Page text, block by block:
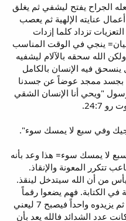
الجراح يفتح ليشفي ثم يغلق
عنايته الإلهية ثم يعصب
تزداد كلما إزدات
ينجي في الوقت المناسب
الله سحقه بالآلام ليشفيه
مثال ينسحق فيه الإنسان بالكامل
بجسد ممجد عوضاً عن جسدنا
"ويحي أنا الإنسان الشقي
24:7.
لا يمسك سوء= هذا وعد بأنه
تتكرر المعونة والإنقاذ.
من أن الله سيتدخل لينقذ.
يهودية في الكتابة. فهم يضعوا رقماً
لجذب الإنتباه وهو هنا رقم 6 ثم يزيدوه واحداً فيصبح 7 ليعني
عدد الشدائد فالله يعد بأن